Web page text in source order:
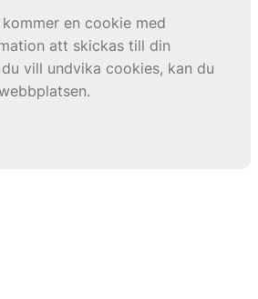
en cookie med
att skickas till din
vill undvika cookies, kan du